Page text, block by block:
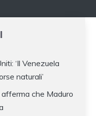
‘Il Venezuela
naturali’
che Maduro